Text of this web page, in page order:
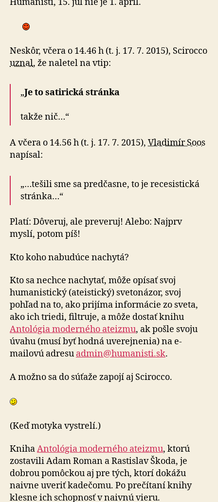
Neskôr, včera o 14.46 h (t. j. 17. 7. 2015), Scirocco
uznal, že naletel na vtip:
„Je to satirická stránka
takže nič…“
A včera o 14.56 h (t. j. 17. 7. 2015), Vladimír Soos
napísal:
„…tešili sme sa predčasne, to je recesistická
stránka…“
Platí: Dôveruj, ale preveruj! Alebo: Najprv
myslí, potom píš!
Kto koho nabudúce nachytá?
Kto sa nechce nachytať, môže opísať svoj
humanistický (ateistický) svetonázor, svoj
pohľad na to, ako prijíma informácie zo sveta,
ako ich triedi, filtruje, a môže dostať knihu
Antológia moderného ateizmu, ak pošle svoju
úvahu (musí byť hodná uverejnenia) na e-
mailovú adresu admin@humanisti.sk.
A možno sa do súťaže zapojí aj Scirocco.
(Keď motyka vystrelí.)
KnihaAntológia moderného ateizmu, ktorú
zostavili Adam Roman a Rastislav Škoda, je
dobrou pomôckou aj pre tých, ktorí dokážu
naivne uveriť kadečomu. Po prečítaní knihy
klesne ich schopnosť v naivnú vieru.